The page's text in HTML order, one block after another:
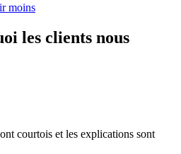
moins
les clients nous
courtois et les explications sont